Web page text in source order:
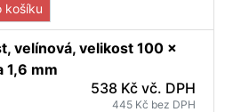
košíku
velínová, velikost 100 x
1,6 mm
538 Kč vč. DPH
445 Kč bez DPH